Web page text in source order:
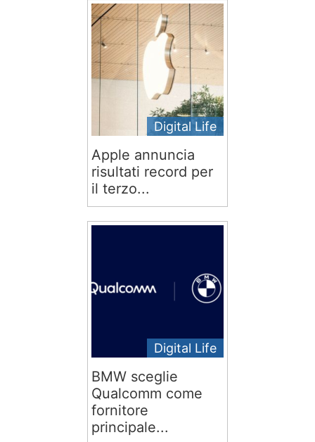
Digital Life
Apple annuncia
risultati record per
il terzo...
Digital Life
BMW sceglie
Qualcomm come
fornitore
principale...